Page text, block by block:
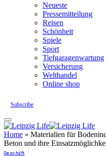
Neueste
Pressemitteilung
Reisen
Schönheit
Spiele
Sport
Tiefgaragenwartung
Versicherung
Welthandel
Online shop
Subscribe
Home » Materialien für
Beton und ihre
Geschäft